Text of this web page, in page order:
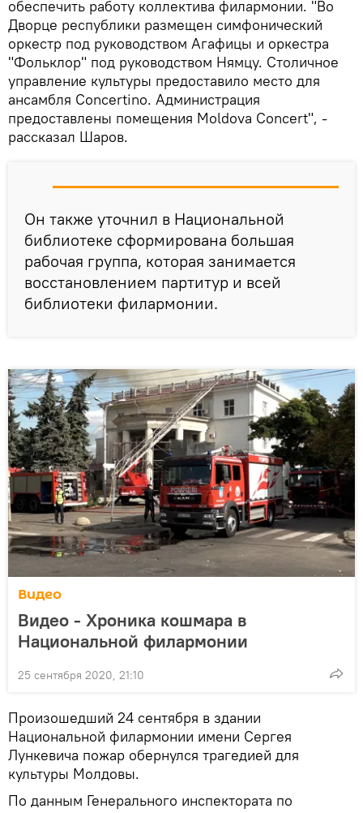
обеспечить работу коллектива филармонии. "Во
Дворце республики размещен симфонический
оркестр под руководством Агафицы и оркестра
"Фольклор" под руководством Нямцу. Столичное
управление культуры предоставило место для
ансамбля Concertino. Администрация
предоставлены помещения Moldova Concert", -
рассказал Шаров.
Он также уточнил в Национальной
библиотеке сформирована большая
рабочая группа, которая занимается
восстановлением партитур и всей
библиотеки филармонии.
Видео
Видео - Хроника кошмара в
Национальной филармонии
25 сентября 2020, 21:10
Произошедший 24 сентября в здании
Национальной филармонии имени Сергея
Лункевича пожар обернулся трагедией для
культуры Молдовы.
По данным Генерального инспектората по